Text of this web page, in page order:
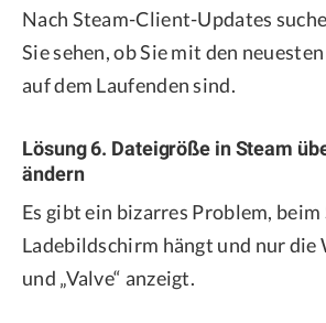
Nach Steam-Client-Updates
Sie sehen, ob Sie mit den
auf dem Laufenden sind.
Lösung 6. Dateigröße in Steam
ändern
Es gibt ein bizarres Problem, beim
Ladebildschirm hängt und nur die
und „Valve“ anzeigt.